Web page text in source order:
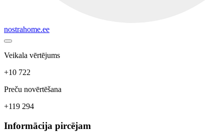
nostrahome.ee
Veikala vērtējums
+10 722
Preču novērtēšana
+119 294
Informācija pircējam